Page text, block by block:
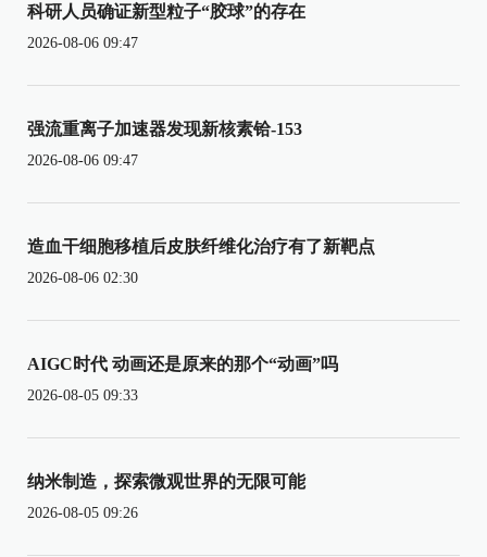
科研人员确证新型粒子“胶球”的存在
2026-08-06 09:47
强流重离子加速器发现新核素铪-153
2026-08-06 09:47
造血干细胞移植后皮肤纤维化治疗有了新靶点
2026-08-06 02:30
AIGC时代 动画还是原来的那个“动画”吗
2026-08-05 09:33
纳米制造，探索微观世界的无限可能
2026-08-05 09:26